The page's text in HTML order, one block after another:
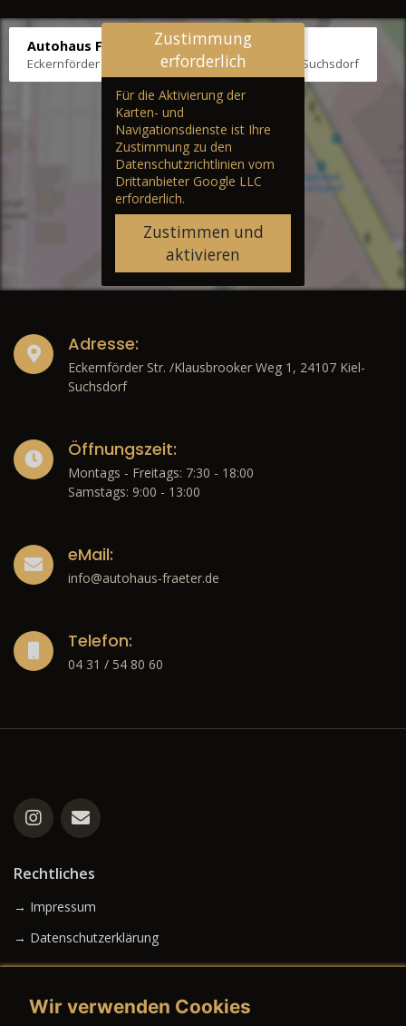
Autohaus Fräter
Eckernförder Str. /Klausbrooker Weg 1, 24107 Kiel-Suchsdorf
Zustimmung
erforderlich
Für die Aktivierung der
Karten- und
Navigationsdienste ist Ihre
Zustimmung zu den
Datenschutzrichtlinien vom
Drittanbieter Google LLC
erforderlich.
Zustimmen und
aktivieren
Adresse:
Eckernförder Str. /Klausbrooker Weg 1, 24107 Kiel-
Suchsdorf
Öffnungszeit:
Montags - Freitags: 7:30 - 18:00
Samstags: 9:00 - 13:00
eMail:
info@autohaus-fraeter.de
Telefon:
04 31 / 54 80 60
Rechtliches
→ Impressum
→ Datenschutzerklärung
Wir verwenden Cookies